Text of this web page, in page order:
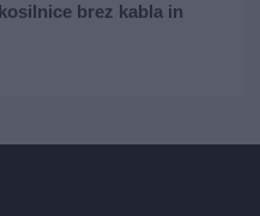
brez kabla in